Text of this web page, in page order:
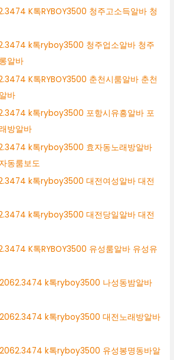
K톡RYBOY3500 청주고소득알바 청
k톡ryboy3500 청주업소알바 청주
알바
K톡RYBOY3500 춘천시룸알바 춘천
바
k톡ryboy3500 포항시유흥알바 포
방알바
k톡ryboy3500 효자동노래방알바
동룸보도
k톡ryboy3500 대전여성알바 대전
k톡ryboy3500 대전당일알바 대전
K톡RYBOY3500 유성룸알바 유성유
k톡ryboy3500 나성동밤알바
k톡ryboy3500 대전노래방알바
k톡ryboy3500 유성봉명동바알